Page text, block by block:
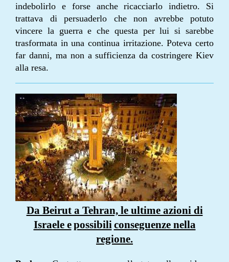
indebolirlo e forse anche ricacciarlo indietro. Si
trattava di persuaderlo che non avrebbe potuto
vincere la guerra e che questa per lui si sarebbe
trasformata in una continua irritazione. Poteva certo
far danni, ma non a sufficienza da costringere Kiev
alla resa.
Da Beirut a Tehran, le ultime azioni di
Israele epossibiliconseguenze nella
regione.